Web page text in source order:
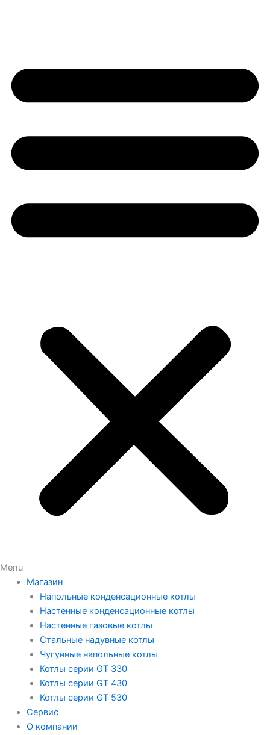
Menu
Магазин
Напольные конденсационные котлы
Настенные конденсационные котлы
Настенные газовые котлы
Стальные надувные котлы
Чугунные напольные котлы
Котлы серии GT 330
Котлы серии GT 430
Котлы серии GT 530
Сервис
О компании